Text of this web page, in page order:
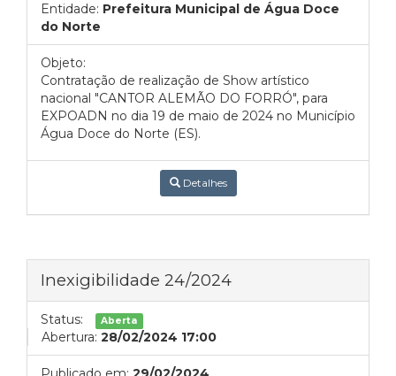
Entidade: Prefeitura Municipal de Água Doce
do Norte
Objeto:
Contratação de realização de Show artístico
nacional "CANTOR ALEMÃO DO FORRÓ", para
EXPOADN no dia 19 de maio de 2024 no Município
Água Doce do Norte (ES).
Detalhes
Inexigibilidade 24/2024
Status: Aberta
Abertura: 28/02/2024 17:00